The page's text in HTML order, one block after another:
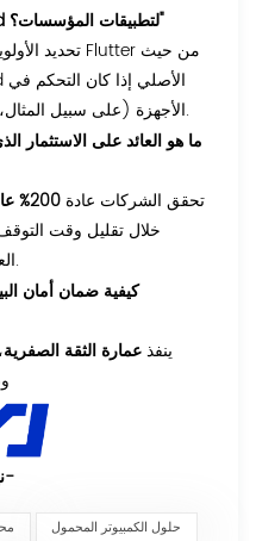
1. "كيفية الاختيار بين iOS وAndroid لتطبيقات المؤسسات؟"
تحديد
الأجهزة (على سبيل المثال، مسح الباركود) أمرًا بالغ الأهمية27.
تحقق الشركات عادة 200% عائد على الاستثمار خلال 12 شهرًا
خلال تقليل وقت
العاملة، وانخفاض معدلات الأخطاء511.
ينفذعمارة الثقة الصفرية
-نهاية-
حلول الكمبيوتر المحمول